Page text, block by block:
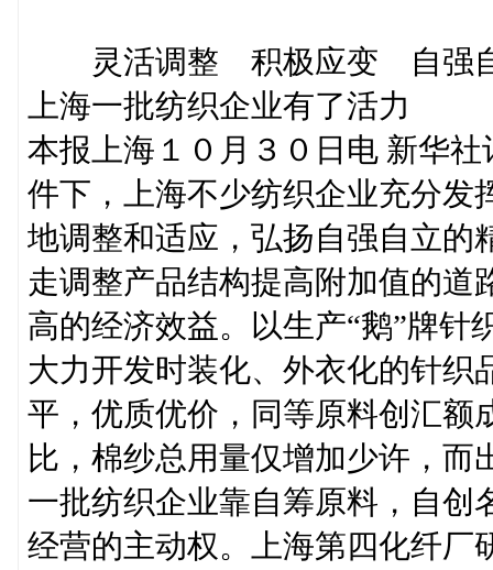
灵活调整 积极应变 自强
上海一批纺织企业有了活力
本报上海１０月３０日电 新华
件下，上海不少纺织企业充分发
地调整和适应，弘扬自强自立的
走调整产品结构提高附加值的道
高的经济效益。以生产“鹅”牌针
大力开发时装化、外衣化的针织
平，优质优价，同等原料创汇额
比，棉纱总用量仅增加少许，
一批纺织企业靠自筹原料，自创
经营的主动权。上海第四化纤厂